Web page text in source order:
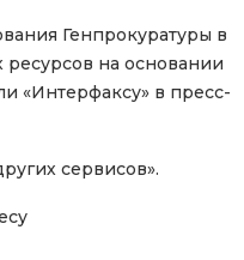
Генпрокуратуры в
на основании
«Интерфаксу» в пресс-
сервисов».